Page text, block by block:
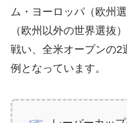
ム・ヨーロッパ（欧州
（欧州以外の世界選抜
戦い、全米オープンの2
例となっています。